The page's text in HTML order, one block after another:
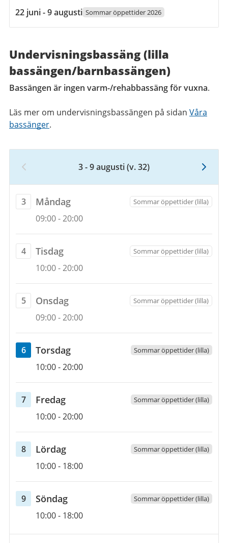
22
juni
till
9
augusti
2026
22 juni - 9 augusti Sommar öppettider 2026
Undervisningsbassäng (lilla
bassängen/barnbassängen)
Bassängen är ingen varm-/rehabbassäng för vuxna.
Läs mer om undervisningsbassängen på sidan Våra
bassänger.
Vecka
32,
3
augusti
till
9
augusti
3 - 9 augusti(v. 32)
3
måndag
3
Måndag Sommar öppettider (lilla)
09:00-20:00
4
tisdag
4
Tisdag Sommar öppettider (lilla)
10:00-20:00
5
onsdag
5
Onsdag Sommar öppettider (lilla)
09:00-20:00
6
torsdag
6
Torsdag Sommar öppettider (lilla)
10:00-20:00
7
fredag
7
Fredag Sommar öppettider (lilla)
10:00-20:00
8
lördag
8
Lördag Sommar öppettider (lilla)
10:00- 18:00
9
söndag
9
Söndag Sommar öppettider (lilla)
10:00- 18:00